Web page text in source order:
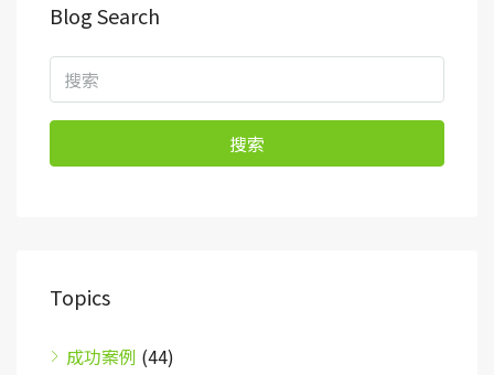
Blog Search
搜索
Topics
成功案例 (44)